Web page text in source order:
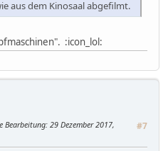
aus dem Kinosaal abgefilmt.
:icon_lol:
#7
Bearbeitung: 29 Dezember 2017,